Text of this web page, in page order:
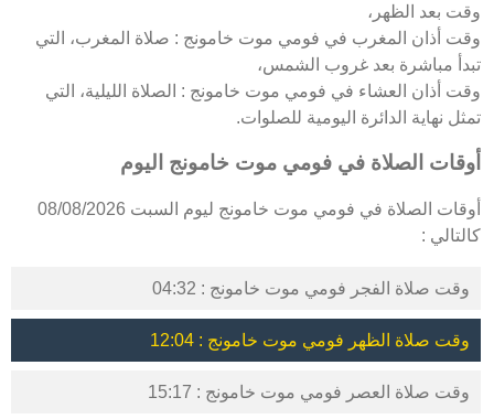
وقت بعد الظهر،
وقت أذان المغرب في فومي موت خامونج : صلاة المغرب، التي
تبدأ مباشرة بعد غروب الشمس،
وقت أذان العشاء في فومي موت خامونج : الصلاة الليلية، التي
تمثل نهاية الدائرة اليومية للصلوات.
أوقات الصلاة في فومي موت خامونج اليوم
أوقات الصلاة في فومي موت خامونج ليوم السبت 08/08/2026
كالتالي :
وقت صلاة الفجر فومي موت خامونج : 04:32
وقت صلاة الظهر فومي موت خامونج : 12:04
وقت صلاة العصر فومي موت خامونج : 15:17